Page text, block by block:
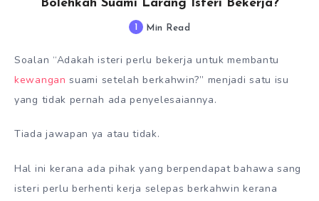
Bolehkah Suami Larang Isteri Bekerja?
Min Read
Soalan “Adakah isteri perlu bekerja untuk membantu
kewangan suami setelah berkahwin?” menjadi satu isu
yang tidak pernah ada penyelesaiannya.
Tiada jawapan ya atau tidak.
Hal ini kerana ada pihak yang berpendapat bahawa sang
isteri perlu berhenti kerja selepas berkahwin kerana